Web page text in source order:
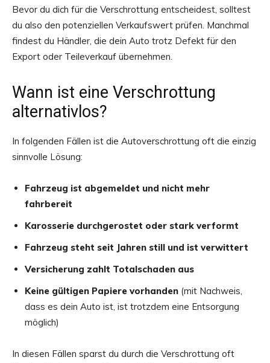
Bevor du dich für die Verschrottung entscheidest, solltest
du also den potenziellen Verkaufswert prüfen. Manchmal
findest du Händler, die dein Auto trotz Defekt für den
Export oder Teileverkauf übernehmen.
Wann ist eine Verschrottung
alternativlos?
In folgenden Fällen ist die Autoverschrottung oft die einzig
sinnvolle Lösung:
Fahrzeug ist abgemeldet und nicht mehr
fahrbereit
Karosserie durchgerostet oder stark verformt
Fahrzeug steht seit Jahren still und ist verwittert
Versicherung zahlt Totalschaden aus
Keine gültigen Papiere vorhanden (mit Nachweis,
dass es dein Auto ist, ist trotzdem eine Entsorgung
möglich)
In diesen Fällen sparst du durch die Verschrottung oft